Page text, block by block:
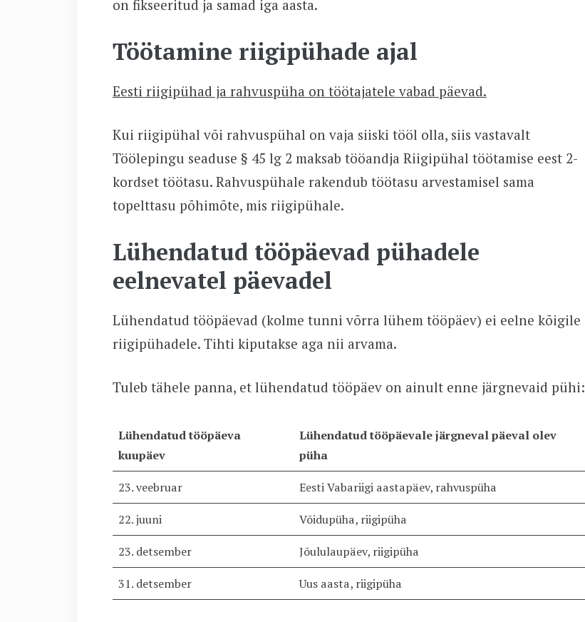
on fikseeritud ja samad iga aasta.
Töötamine riigipühade ajal
Eesti riigipühad ja rahvuspüha on töötajatele vabad päevad.
Kui riigipühal või rahvuspühal on vaja siiski tööl olla, siis vastavalt
Töölepingu seaduse § 45 lg 2 maksab tööandja Riigipühal töötamise eest 2-
kordset töötasu. Rahvuspühale rakendub töötasu arvestamisel sama
topelttasu põhimõte, mis riigipühale.
Lühendatud tööpäevad pühadele
eelnevatel päevadel
Lühendatud tööpäevad (kolme tunni võrra lühem tööpäev) ei eelne kõigile
riigipühadele. Tihti kiputakse aga nii arvama.
Tuleb tähele panna, et lühendatud tööpäev on ainult enne järgnevaid pühi:
Lühendatud tööpäeva
kuupäev
Lühendatud tööpäevale järgneval päeval olev
püha
23. veebruar Eesti Vabariigi aastapäev, rahvuspüha
22. juuni Võidupüha, riigipüha
23. detsember Jõululaupäev, riigipüha
31. detsember Uus aasta, riigipüha